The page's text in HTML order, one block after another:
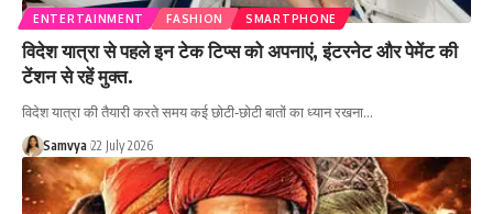
ENTERTAINMENT FASHION SMARTPHONE
विदेश यात्रा से पहले इन टेक टिप्स को अपनाएं, इंटरनेट और पेमेंट की
टेंशन से रहें मुक्त.
विदेश यात्रा की तैयारी करते समय कई छोटी‑छोटी बातों का ध्यान रखना…
Samvya 22 July 2026